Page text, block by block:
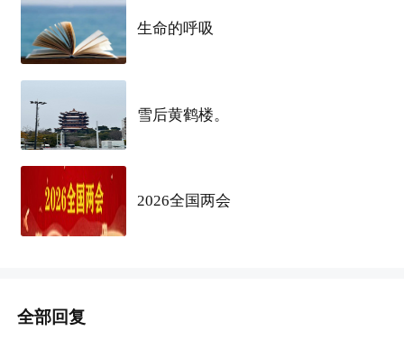
[玫瑰]【招聘要求】：查案底，纹身看不到就行，沟
通、手脚没问题，能接受两班倒、站岗。
右倒班一次）。15号发薪。
[太阳]康师傅包吃住，吃饭两个
吃饭（免费），宿舍下面食堂
生命的呼吸
雪后黄鹤楼。
2026全国两会
全部回复